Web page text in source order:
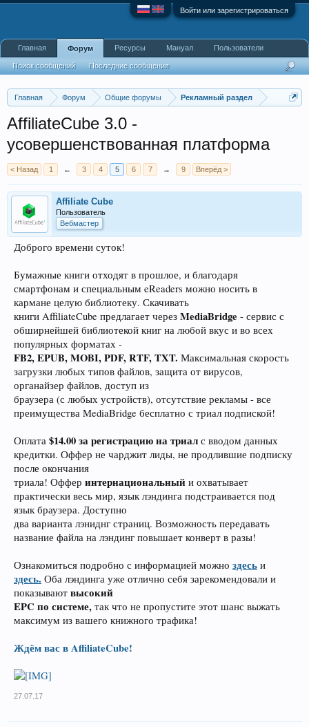
Войти или зарегистрироваться
Главная Форум Общие форумы Рекламный раздел
AffiliateCube 3.0 -
усовершенствованная платформа
< Назад 1 ← 3 4 5 6 7 → 9 Вперёд >
Affiliate Cube
Пользователь
Вебмастер
Доброго времени суток!
Бумажные книги отходят в прошлое, и благодаря
смартфонам и специальным eReaders можно носить в
кармане целую библиотеку. Скачивать
книги AffiliateCube предлагает через MediaBridge - сервис с
обширнейшей библиотекой книг на любой вкус и во всех
популярных форматах -
FB2, EPUB, MOBI, PDF, RTF, TXT. Максимальная скорость
загрузки любых типов файлов, защита от вирусов,
органайзер файлов, доступ из
браузера (с любых устройств), отсутствие рекламы - все
преимущества MediaBridge бесплатно с триал подпиской!
Оплата $14.00 за регистрацию на триал с вводом данных
кредитки. Оффер не чарджит лиды, не продлившие подписку
после окончания
триала! Оффер интернациональный и охватывает
практически весь мир, язык лэндинга подстраивается под
язык браузера. Доступно
два варианта лэниднг страниц. Возможность передавать
название файла на лэндинг повышает конверт в разы!
Ознакомиться подробно с информацией можно здесь и
здесь. Оба лэндинга уже отлично себя зарекомендовали и
показывают высокий
EPC по системе, так что не пропустите этот шанс выжать
максимум из вашего книжного трафика!
Ждём вас в AffiliateCube!
27.07.17
Главная Форум
Поиск сообщений Последние сообщения
Ресурсы Мануал Пользователи